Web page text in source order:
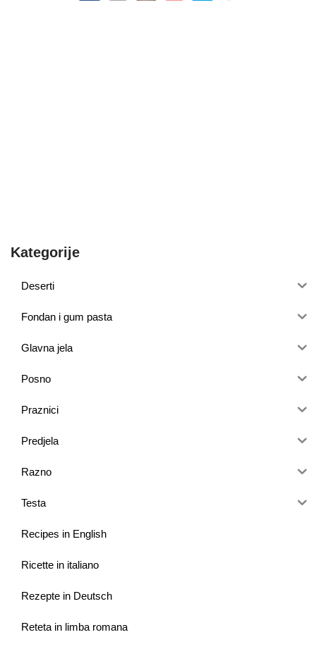
Kategorije
Deserti
Fondan i gum pasta
Glavna jela
Posno
Praznici
Predjela
Razno
Testa
Recipes in English
Ricette in italiano
Rezepte in Deutsch
Reteta in limba romana